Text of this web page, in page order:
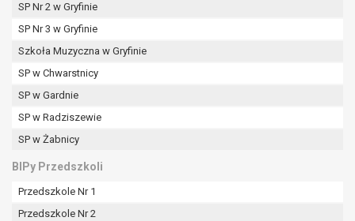
SP Nr 2 w Gryfinie
SP Nr 3 w Gryfinie
Szkoła Muzyczna w Gryfinie
SP w Chwarstnicy
SP w Gardnie
SP w Radziszewie
SP w Żabnicy
BIPy Przedszkoli
Przedszkole Nr 1
Przedszkole Nr 2